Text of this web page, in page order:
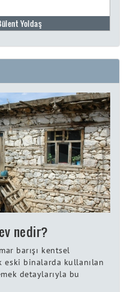
Yoldaş
nedir?
barışı kentsel
eski binalarda kullanılan
detaylarıyla bu